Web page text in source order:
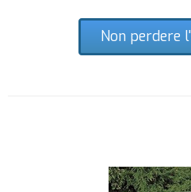
Non perdere